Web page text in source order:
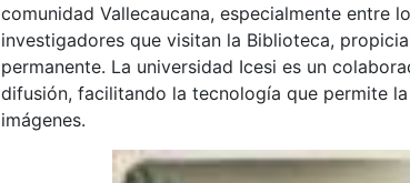
comunidad Vallecaucana, especialmente entre
investigadores que visitan la Biblioteca,
permanente. La universidad Icesi es un
difusión, facilitando la tecnología que permite
imágenes.